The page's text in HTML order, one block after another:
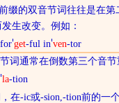
缀的双音节词往往是在
生改变。例如：
for get-ful in ven-tor
词通常在倒数第三个音节
la-tion
在-ic或-sion,-tion前的一